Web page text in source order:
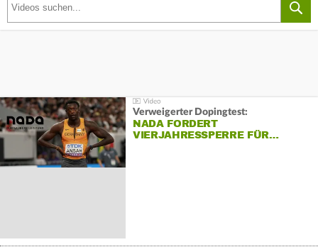
Verweigerter Dopingtest:
NADA FORDERT
VIERJAHRESSPERRE FÜR…